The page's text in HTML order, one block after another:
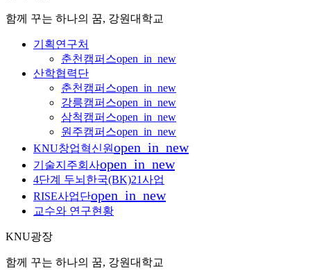
함께 꾸는 하나의 꿈, 강원대학교
기획연구처
춘천캠퍼스open_in_new
산학협력단
춘천캠퍼스open_in_new
강릉캠퍼스open_in_new
삼척캠퍼스open_in_new
원주캠퍼스open_in_new
KNU창업혁신원open_in_new
기술지주회사open_in_new
4단계 두뇌한국(BK)21사업
RISE사업단open_in_new
교수와 연구현황
KNU광장
함께 꾸는 하나의 꿈, 강원대학교